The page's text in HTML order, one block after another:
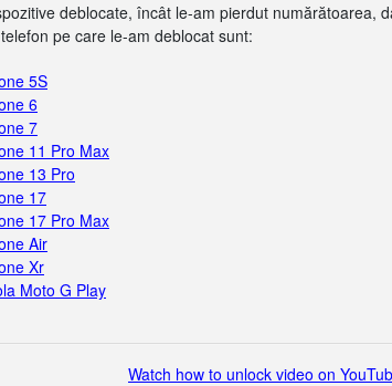
deblocate, încât le-am pierdut numărătoarea,
pe care le-am deblocat sunt:
5S
6
7
11 Pro Max
13 Pro
17
17 Pro Max
Air
Xr
Moto G Play
Watch how to unlock video on